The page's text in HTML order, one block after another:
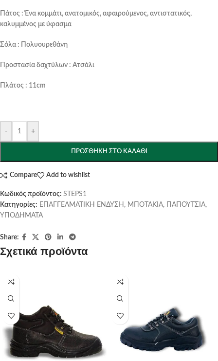
Πάτος : Ένα κομμάτι, ανατομικός, αφαιρούμενος, αντιστατικός,
καλυμμένος με ύφασμα
Σόλα : Πολυουρεθάνη
Προστασία δαχτύλων : Ατσάλι
Πλάτος : 11cm
- +
ΠΡΟΣΘΉΚΗ ΣΤΟ ΚΑΛΆΘΙ
Compare Add to wishlist
Κωδικός προϊόντος: STEPS1
Κατηγορίες: ΕΠΑΓΓΕΛΜΑΤΙΚΗ ΕΝΔΥΣΗ , ΜΠΟΤΑΚΙΑ, ΠΑΠΟΥΤΣΙΑ,
ΥΠΟΔΗΜΑΤΑ
Share:
Σχετικά προϊόντα